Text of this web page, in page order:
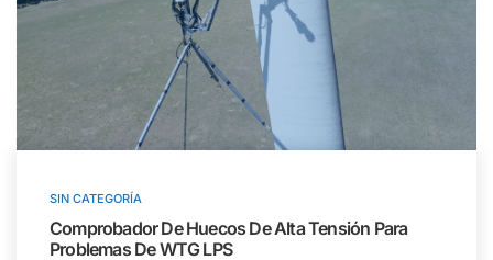
SIN CATEGORÍA
Comprobador De Huecos De Alta Tensión Para
Problemas De WTG LPS